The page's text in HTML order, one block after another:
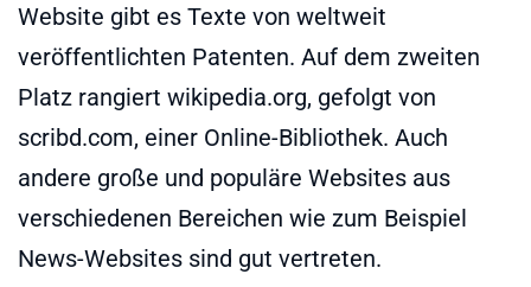
Website gibt es Texte von weltweit
veröffentlichten Patenten. Auf dem zweiten
Platz rangiert wikipedia.org, gefolgt von
scribd.com, einer Online-Bibliothek. Auch
andere große und populäre Websites aus
verschiedenen Bereichen wie zum Beispiel
News-Websites sind gut vertreten.